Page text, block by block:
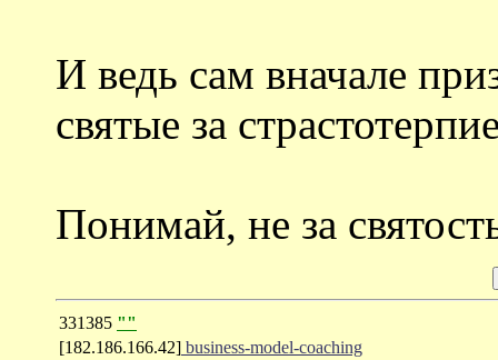
И ведь сам вначале
святые за
Понимай, не за
331385 ""
[182.186.166.42] business-model-coaching